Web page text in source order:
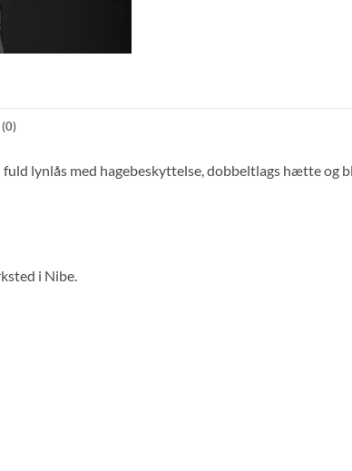
lynlås med hagebeskyttelse, dobbeltlags hætte
i Nibe.